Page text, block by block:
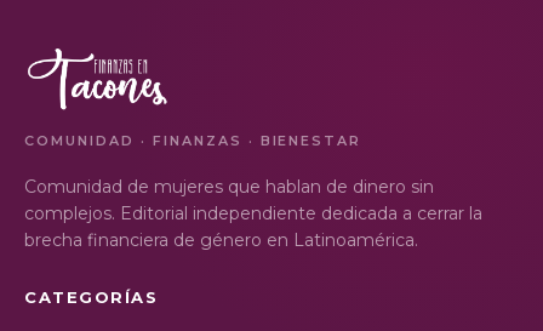
COMUNIDAD · FINANZAS · BIENESTAR
Comunidad de mujeres que hablan de dinero sin
complejos. Editorial independiente dedicada a cerrar la
brecha financiera de género en Latinoamérica.
CATEGORÍAS